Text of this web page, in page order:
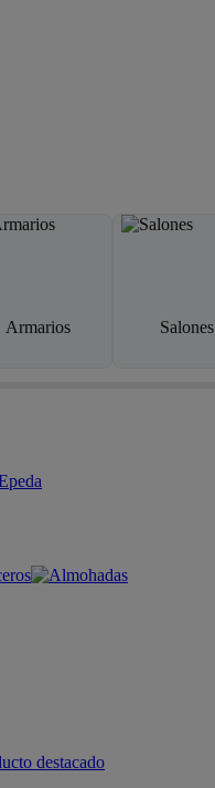
Armarios Salones